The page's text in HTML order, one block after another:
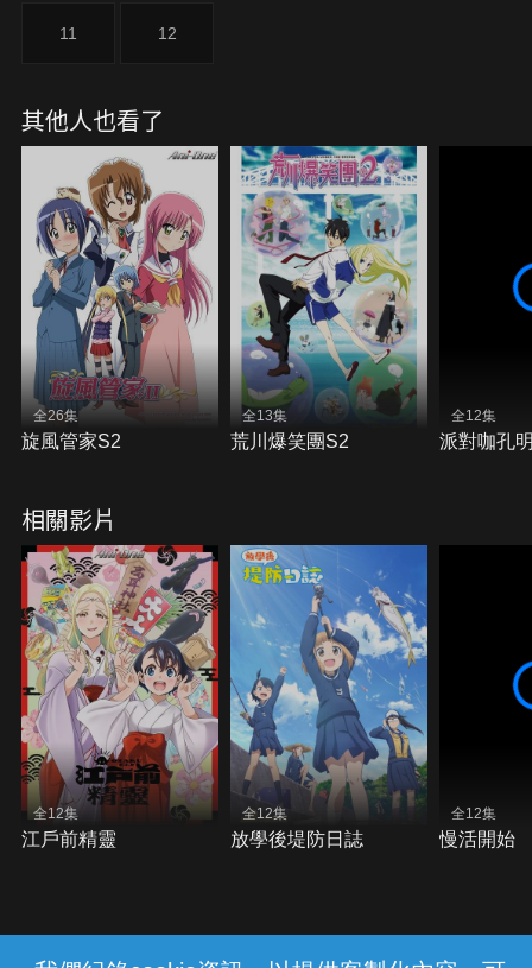
11 12
其他人也看了
全26集
旋風管家S2
全13集
荒川爆笑團S2
全12集
派對咖孔
相關影片
全12集
江戶前精靈
全12集
放學後堤防日誌
全12集
慢活開始